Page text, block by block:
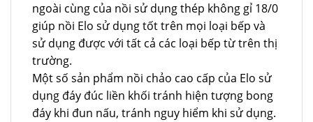
ngoài cùng của nồi sử dụng thép không gỉ 18/0
giúp nồi Elo sử dụng tốt trên mọi loại bếp và
sử dụng được với tất cả các loại bếp từ trên thị
trường.
Một số sản phẩm nồi chảo cao cấp của Elo sử
dụng đáy đúc liền khối tránh hiện tượng bong
đáy khi đun nấu, tránh nguy hiểm khi sử dụng.